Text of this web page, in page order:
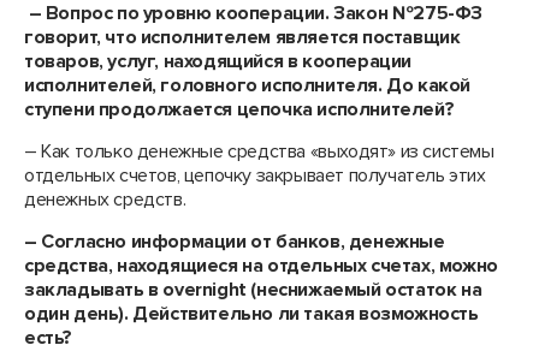
– Вопрос по уровню кооперации. Закон №275-ФЗ
говорит, что исполнителем является поставщик
товаров, услуг, находящийся в кооперации
исполнителей, головного исполнителя. До какой
ступени продолжается цепочка исполнителей?
– Как только денежные средства «выходят» из системы
отдельных счетов, цепочку закрывает получатель этих
денежных средств.
– Согласно информации от банков, денежные
средства, находящиеся на отдельных счетах, можно
закладывать в overnight (неснижаемый остаток на
один день). Действительно ли такая возможность
есть?